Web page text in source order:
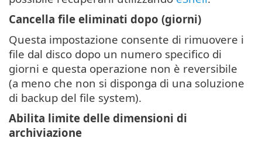
Cancella file eliminati dopo (giorni)
Questa impostazione consente di rimuovere i
file dal disco dopo un numero specifico di
giorni e questa operazione non è reversibile
(a meno che non si disponga di una soluzione
di backup del file system).
Abilita limite delle dimensioni di
archiviazione